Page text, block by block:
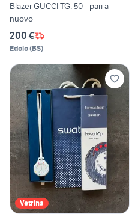
Blazer GUCCI TG. 50 - pari a
nuovo
200 €
Edolo(BS)
Vetrina